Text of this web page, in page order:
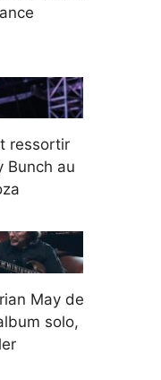
ressortir
Bunch au
May de
solo,